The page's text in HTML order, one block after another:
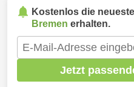
Kostenlos die
Bremen erhalten.
Jetzt